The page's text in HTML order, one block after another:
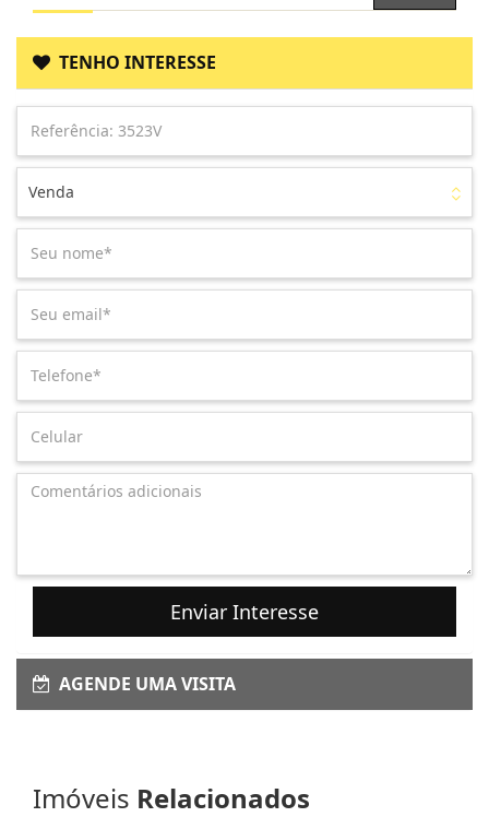
TENHO INTERESSE
Venda
Enviar Interesse
AGENDE UMA VISITA
Imóveis Relacionados